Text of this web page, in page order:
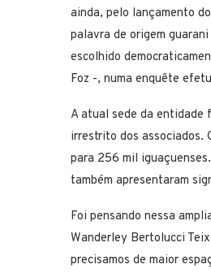
ainda, pelo lançamento
palavra de origem
escolhido
Foz -, numa enquête
A atual sede da entidade
irrestrito dos associados.
para 256 mil
também apresentaram
Foi pensando nessa
Wanderley Bertolucci
precisamos de maior